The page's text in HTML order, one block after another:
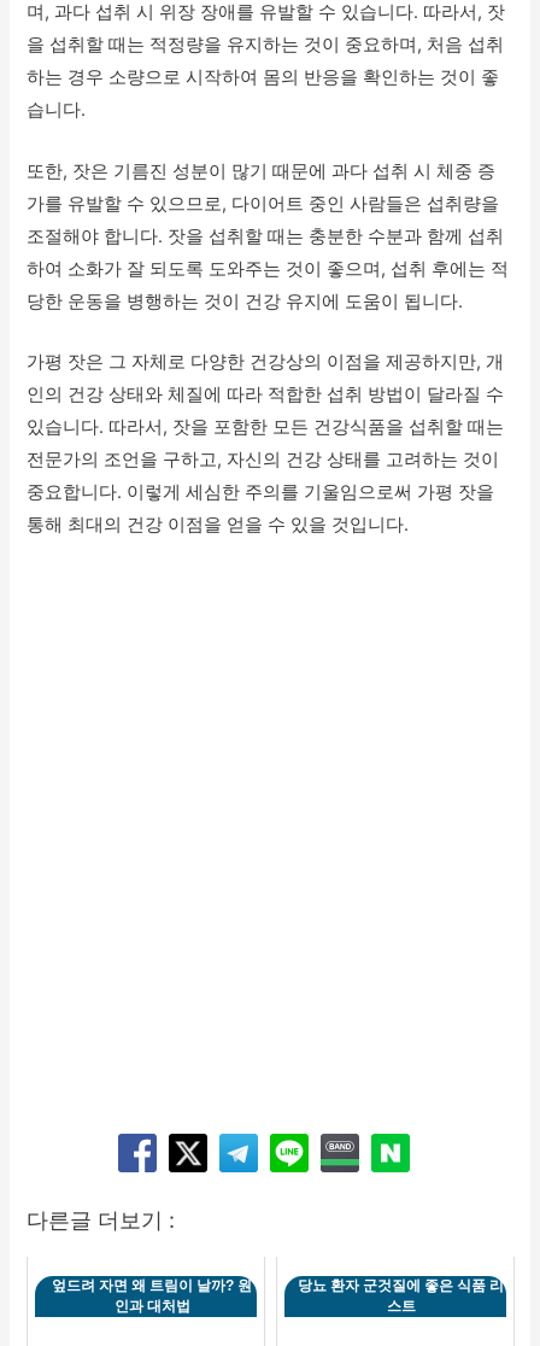
며, 과다 섭취 시 위장 장애를 유발할 수 있습니다. 따라서, 잣
을 섭취할 때는 적정량을 유지하는 것이 중요하며, 처음 섭취
하는 경우 소량으로 시작하여 몸의 반응을 확인하는 것이 좋
습니다.
또한, 잣은 기름진 성분이 많기 때문에 과다 섭취 시 체중 증
가를 유발할 수 있으므로, 다이어트 중인 사람들은 섭취량을
조절해야 합니다. 잣을 섭취할 때는 충분한 수분과 함께 섭취
하여 소화가 잘 되도록 도와주는 것이 좋으며, 섭취 후에는 적
당한 운동을 병행하는 것이 건강 유지에 도움이 됩니다.
가평 잣은 그 자체로 다양한 건강상의 이점을 제공하지만, 개
인의 건강 상태와 체질에 따라 적합한 섭취 방법이 달라질 수
있습니다. 따라서, 잣을 포함한 모든 건강식품을 섭취할 때는
전문가의 조언을 구하고, 자신의 건강 상태를 고려하는 것이
중요합니다. 이렇게 세심한 주의를 기울임으로써 가평 잣을
통해 최대의 건강 이점을 얻을 수 있을 것입니다.
다른글 더보기 :
엎드려 자면 왜 트림이 날까? 원
인과 대처법
당뇨 환자 군것질에 좋은 식품 리
스트